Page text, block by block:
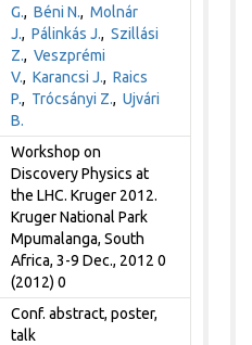
G.,Béni N.,Molnár
J.,Pálinkás J.,Szillási
Z.,Veszprémi
V.,Karancsi J.,Raics
P., Trócsányi Z.,Ujvári
B.
Workshop on
Discovery Physics at
the LHC. Kruger 2012.
Kruger National Park
Mpumalanga, South
Africa, 3-9 Dec., 2012 0
(2012) 0
Conf. abstract, poster,
talk